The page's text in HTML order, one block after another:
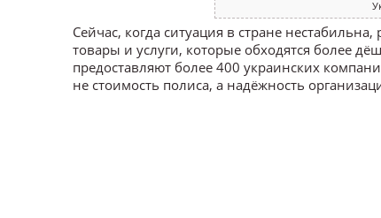
Сейчас, когда ситуация в стране
товары и услуги, которые обходятся более
предоставляют более 400 украинских
не стоимость полиса, а надёжность